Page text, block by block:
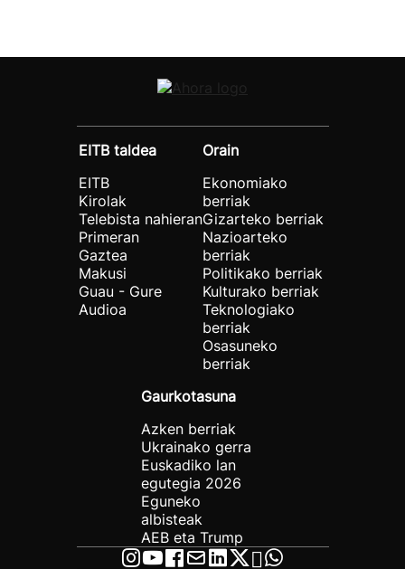
EITB taldea
EITB
Kirolak
Telebista nahieran
Primeran
Gaztea
Makusi
Guau - Gure
Audioa
Orain
Ekonomiako
berriak
Gizarteko berriak
Nazioarteko
berriak
Politikako berriak
Kulturako berriak
Teknologiako
berriak
Osasuneko
berriak
Gaurkotasuna
Azken berriak
Ukrainako gerra
Euskadiko lan
egutegia 2026
Eguneko
albisteak
AEB eta Trump